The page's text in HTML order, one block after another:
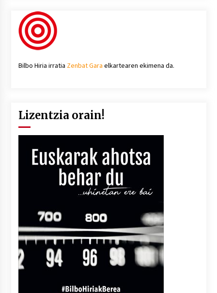
Bilbo Hiria irratia Zenbat Gara elkartearen ekimena da.
Lizentzia orain!